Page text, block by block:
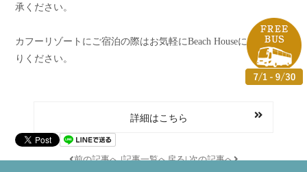
承ください。
カフーリゾートにご宿泊の際はお気軽にBeach Houseにお立ち寄
りください。
詳細はこちら
前の記事へ|記事一覧へ戻る|次の記事へ